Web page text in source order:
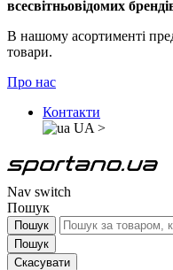
всесвітньовідомих
В нашому асортименті
товари.
Про нас
Контакти
UA >
Nav switch
Пошук
Пошук
Пошук
Скасувати